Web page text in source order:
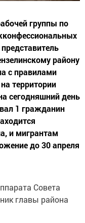
группы по
району
с правилами
территории
сегодняшний день
1 гражданин
и мигрантам
до 30 апреля
Совета
главы района